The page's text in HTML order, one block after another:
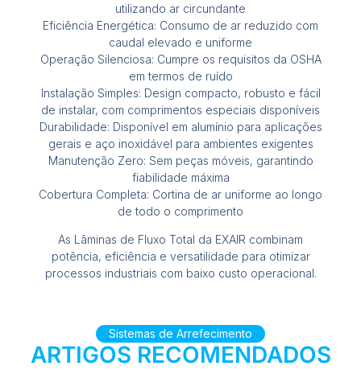
utilizando ar circundante
Eficiência Energética: Consumo de ar reduzido com
caudal elevado e uniforme
Operação Silenciosa: Cumpre os requisitos da OSHA
em termos de ruído
Instalação Simples: Design compacto, robusto e fácil
de instalar, com comprimentos especiais disponíveis
Durabilidade: Disponível em alumínio para aplicações
gerais e aço inoxidável para ambientes exigentes
Manutenção Zero: Sem peças móveis, garantindo
fiabilidade máxima
Cobertura Completa: Cortina de ar uniforme ao longo
de todo o comprimento
As Lâminas de Fluxo Total da EXAIR combinam
potência, eficiência e versatilidade para otimizar
processos industriais com baixo custo operacional.
Sistemas de Arrefecimento
ARTIGOS RECOMENDADOS